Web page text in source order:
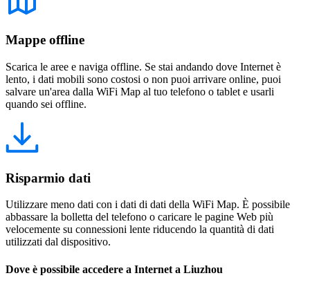
Mappe offline
Scarica le aree e naviga offline. Se stai andando dove Internet è
lento, i dati mobili sono costosi o non puoi arrivare online, puoi
salvare un'area dalla WiFi Map al tuo telefono o tablet e usarli
quando sei offline.
Risparmio dati
Utilizzare meno dati con i dati di dati della WiFi Map. È possibile
abbassare la bolletta del telefono o caricare le pagine Web più
velocemente su connessioni lente riducendo la quantità di dati
utilizzati dal dispositivo.
Dove è possibile accedere a Internet a Liuzhou